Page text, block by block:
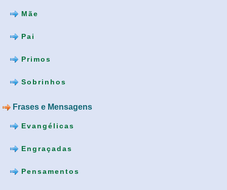
Mãe
Pai
Primos
Sobrinhos
Frases e Mensagens
Evangélicas
Engraçadas
Pensamentos